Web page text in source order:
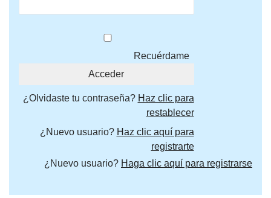
Recuérdame
¿Olvidaste tu contraseña? Haz clic para
restablecer
¿Nuevo usuario? Haz clic aquí para
registrarte
¿Nuevo usuario? Haga clic aquí para registrarse